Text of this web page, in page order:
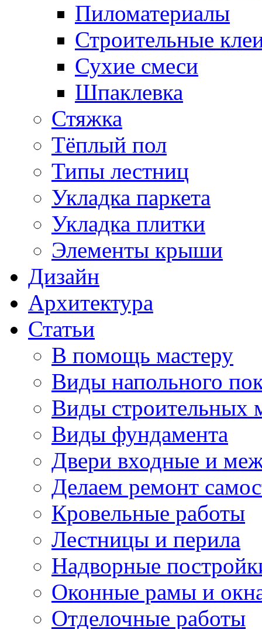
Пиломатериалы
Строительные
Сухие смеси
Шпаклевка
Стяжка
Тёплый пол
Типы лестниц
Укладка паркета
Укладка плитки
Элементы крыши
Дизайн
Архитектура
Статьи
В помощь мастеру
Виды напольного
Виды строительных
Виды фундамента
Двери входные и
Делаем ремонт
Кровельные работы
Лестницы и перила
Надворные
Оконные рамы и
Отделочные работы